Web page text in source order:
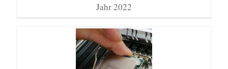
Jahr 2022